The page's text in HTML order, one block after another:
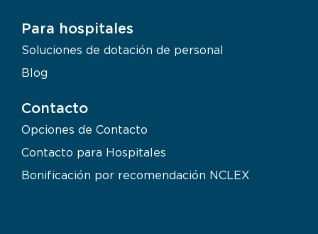
Para hospitales
Soluciones de dotación de personal
Blog
Contacto
Opciones de Contacto
Contacto para Hospitales
Bonificación por recomendación NCLEX